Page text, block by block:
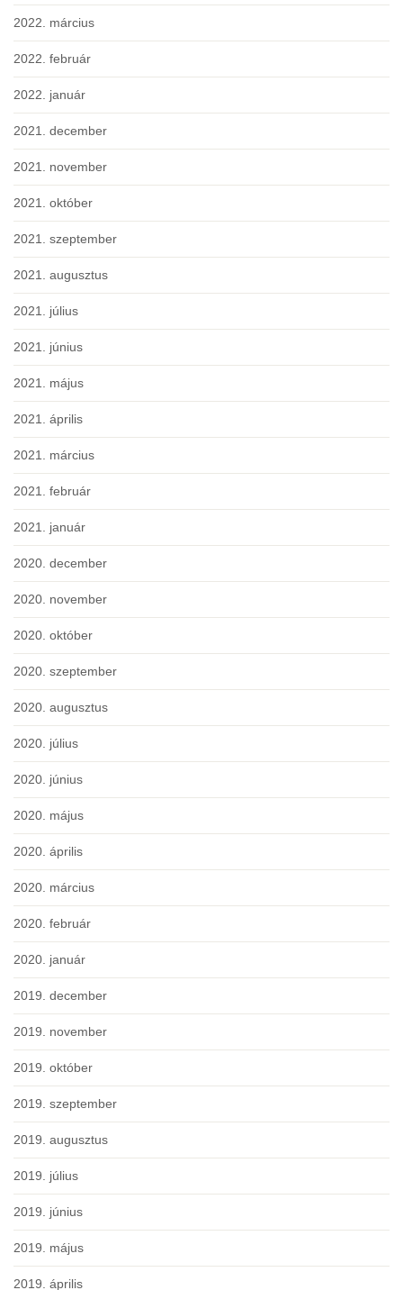
2022. március
2022. február
2022. január
2021. december
2021. november
2021. október
2021. szeptember
2021. augusztus
2021. július
2021. június
2021. május
2021. április
2021. március
2021. február
2021. január
2020. december
2020. november
2020. október
2020. szeptember
2020. augusztus
2020. július
2020. június
2020. május
2020. április
2020. március
2020. február
2020. január
2019. december
2019. november
2019. október
2019. szeptember
2019. augusztus
2019. július
2019. június
2019. május
2019. április